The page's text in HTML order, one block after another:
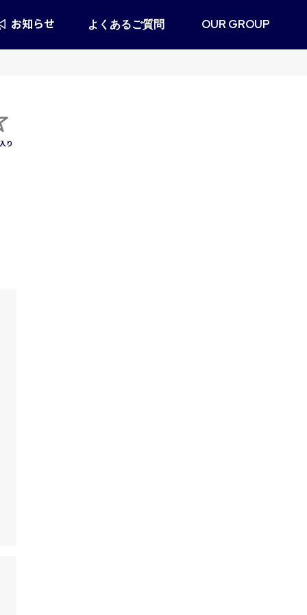
お知らせ よくあるご質問 OUR GROUP